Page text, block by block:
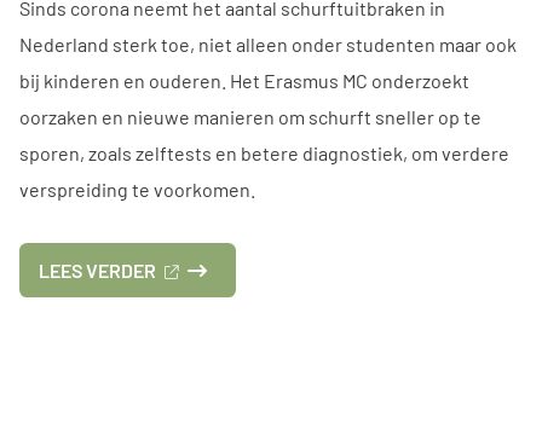
Sinds corona neemt het aantal schurftuitbraken in
Nederland sterk toe, niet alleen onder studenten maar ook
bij kinderen en ouderen. Het Erasmus MC onderzoekt
oorzaken en nieuwe manieren om schurft sneller op te
sporen, zoals zelftests en betere diagnostiek, om verdere
verspreiding te voorkomen.
LEES VERDER OVER
'SCHURFT